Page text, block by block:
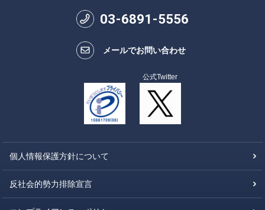
03-6891-5556
メールでお問い合わせ
公式Twitter
個人情報保護方針について
反社会的勢力排除宣言